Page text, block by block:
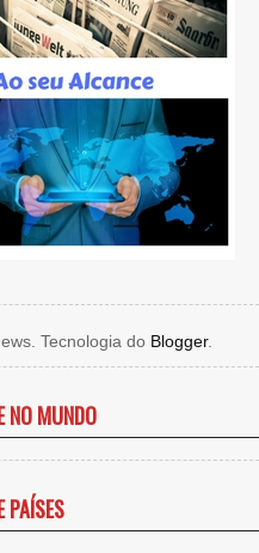
Tecnologia do Blogger.
NO MUNDO
PAÍSES